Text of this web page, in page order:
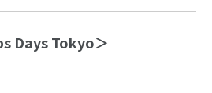
Days Tokyo＞